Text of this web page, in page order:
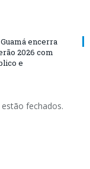
encerra
2026 com
e
fechados.